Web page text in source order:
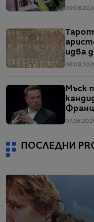
идва
Мъск
ПОСЛЕДНИ